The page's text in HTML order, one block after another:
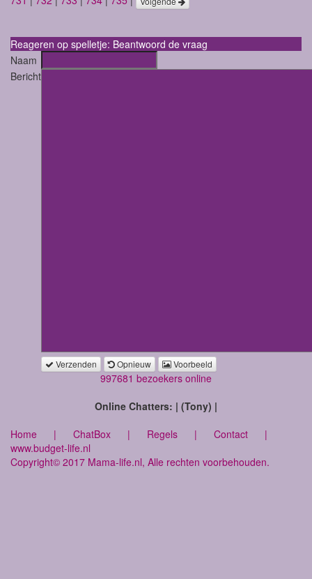
Reageren op spelletje: Beantwoord de vraag
Naam
Bericht
Verzenden Opnieuw Voorbeeld
997681 bezoekers online
Online Chatters: | (Tony) |
Home | ChatBox | Regels | Contact |
www.budget-life.nl
Copyright© 2017 Mama-life.nl, Alle rechten voorbehouden.